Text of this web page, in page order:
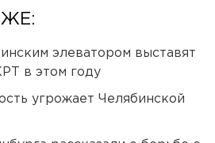
элеватором выставят
в этом году
угрожает Челябинской